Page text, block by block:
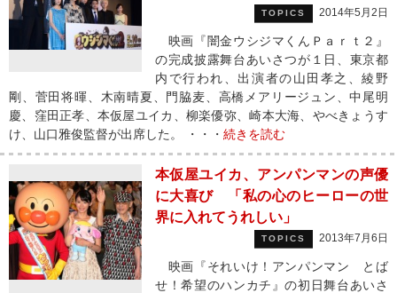
TOPICS 2014年5月2日
映画『闇金ウシジマくんＰａｒｔ２』
の完成披露舞台あいさつが１日、東京都
内で行われ、出演者の山田孝之、綾野
剛、菅田将暉、木南晴夏、門脇麦、高橋メアリージュン、中尾明
慶、窪田正孝、本仮屋ユイカ、柳楽優弥、崎本大海、やべきょうす
け、山口雅俊監督が出席した。 ・・・ 続きを読む
本仮屋ユイカ、アンパンマンの声優
に大喜び 「私の心のヒーローの世
界に入れてうれしい」
TOPICS 2013年7月6日
映画『それいけ！アンパンマン とば
せ！希望のハンカチ』の初日舞台あいさ